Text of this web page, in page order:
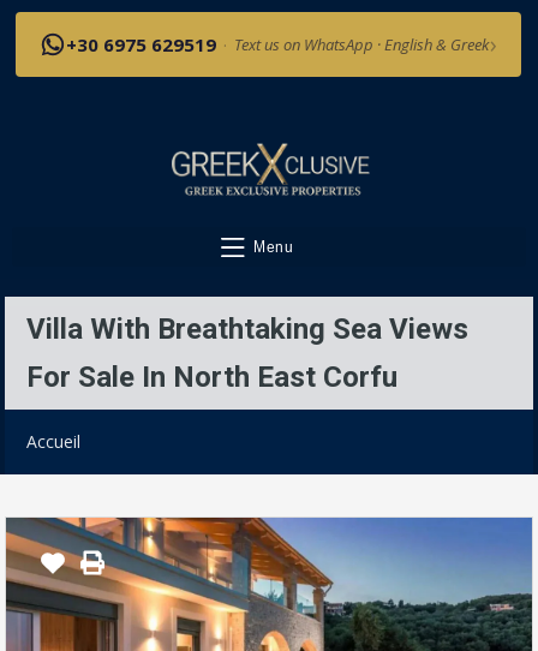
+30 6975 629519 · Text us on WhatsApp · English & Greek›
Menu
Villa With Breathtaking Sea Views
For Sale In North East Corfu
Accueil